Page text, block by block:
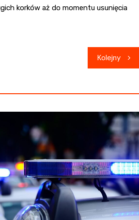
korków aż do momentu usunięcia
Kolejny